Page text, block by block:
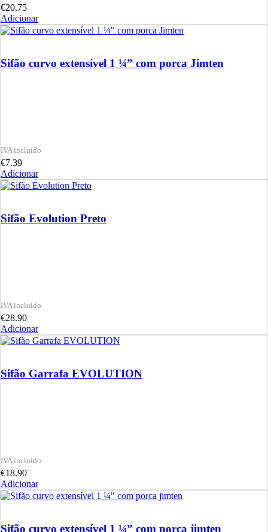
€20.75
Adicionar
Sifão curvo extensível 1 ¼” com porca Jimten
€7.39
Adicionar
Sifão Evolution Preto
€28.90
Adicionar
Sifão Garrafa EVOLUTION
€18.90
Adicionar
Sifão curvo extensível 1 ¼” com porca jimten